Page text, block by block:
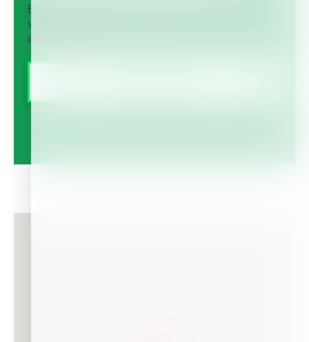
Esta pregunta es para comprobar si usted es un
visitante humano y prevenir envíos de spam
automatizado.